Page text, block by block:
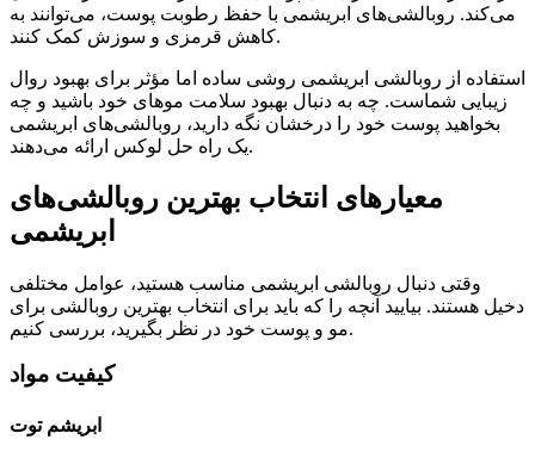
می‌کند. روبالشی‌های ابریشمی با حفظ رطوبت پوست، می‌توانند به
کاهش قرمزی و سوزش کمک کنند.
استفاده از روبالشی ابریشمی روشی ساده اما مؤثر برای بهبود روال
زیبایی شماست. چه به دنبال بهبود سلامت موهای خود باشید و چه
بخواهید پوست خود را درخشان نگه دارید، روبالشی‌های ابریشمی
یک راه حل لوکس ارائه می‌دهند.
معیارهای انتخاب بهترین روبالشی‌های
ابریشمی
وقتی دنبال روبالشی ابریشمی مناسب هستید، عوامل مختلفی
دخیل هستند. بیایید آنچه را که باید برای انتخاب بهترین روبالشی برای
مو و پوست خود در نظر بگیرید، بررسی کنیم.
کیفیت مواد
ابریشم توت